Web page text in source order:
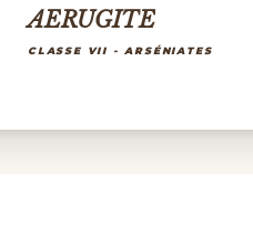
AERUGITE
CLASSE VII - ARSÉNIATES